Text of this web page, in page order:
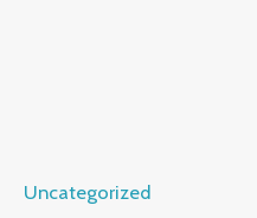
Uncategorized